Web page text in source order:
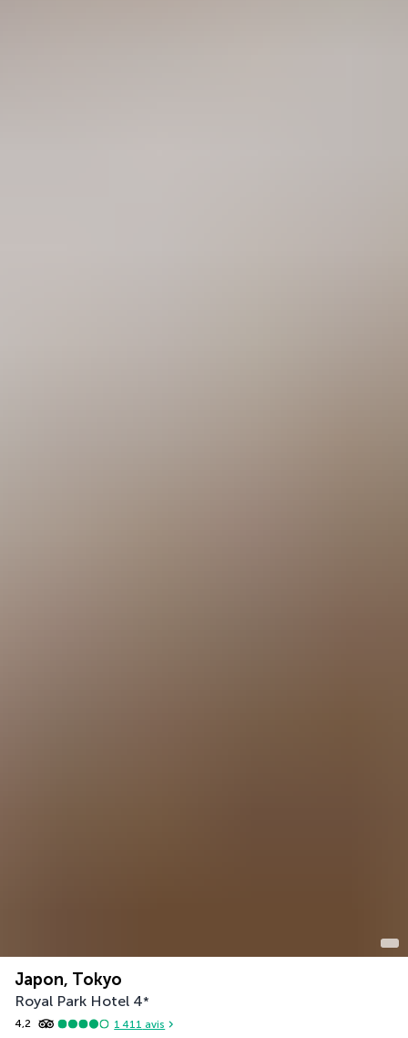
Japon, Tokyo
Royal Park Hotel 4*
4,2 1 411 avis